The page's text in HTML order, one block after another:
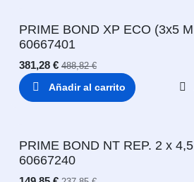
PRIME BOND XP ECO (3x5
60667401
381,28 € 488,82€
Añadir al carrito
PRIME BOND NT REP. 2 x
60667240